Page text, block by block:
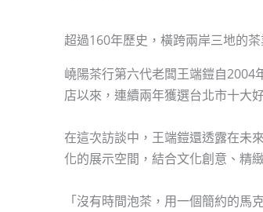
超過160年歷史，橫跨兩岸三地的
嶢陽茶行第六代老闆王端鎧自2004
店以來，連續兩年獲選台北市十大
在這次訪談中，王端鎧還透露在未
化的展示空間，結合文化創意、精
「沒有時間泡茶，用一個簡約的